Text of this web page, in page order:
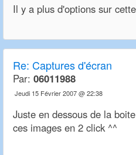
Il y a plus d'options sur
Re: Captures d'écran
Par: 06011988
Jeudi 15 Février 2007 @ 22:38
Juste en dessous de la
ces images en 2 click ^^